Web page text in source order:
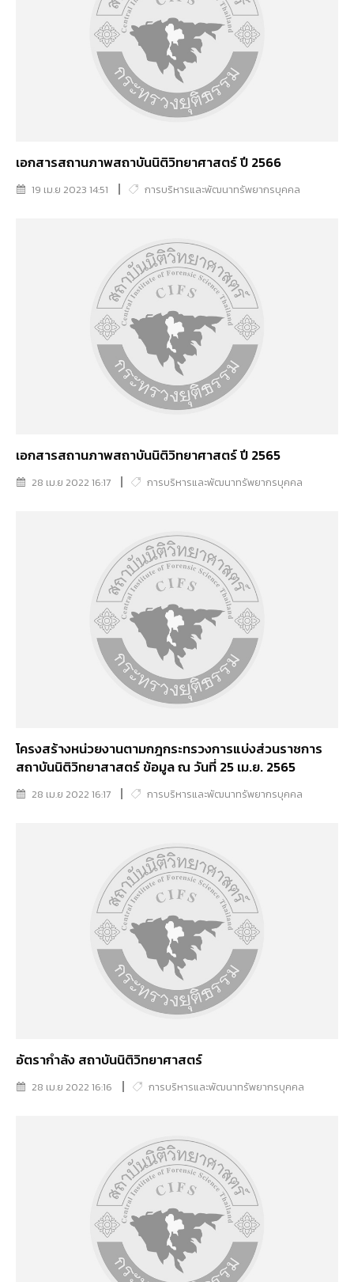
เอกสารสถานภาพสถาบันนิติวิทยาศาสตร์ ปี 2566
19 เม.ย 2023 14:51 การบริหารและพัฒนาทรัพยากรบุคคล
เอกสารสถานภาพสถาบันนิติวิทยาศาสตร์ ปี 2565
28 เม.ย 2022 16:17 การบริหารและพัฒนาทรัพยากรบุคคล
โครงสร้างหน่วยงานตามกฎกระทรวงการแบ่งส่วนราชการ
สถาบันนิติวิทยาสาสตร์ ข้อมูล ณ วันที่ 25 เม.ย. 2565
28 เม.ย 2022 16:17 การบริหารและพัฒนาทรัพยากรบุคคล
อัตรากำลัง สถาบันนิติวิทยาศาสตร์
28 เม.ย 2022 16:16 การบริหารและพัฒนาทรัพยากรบุคคล